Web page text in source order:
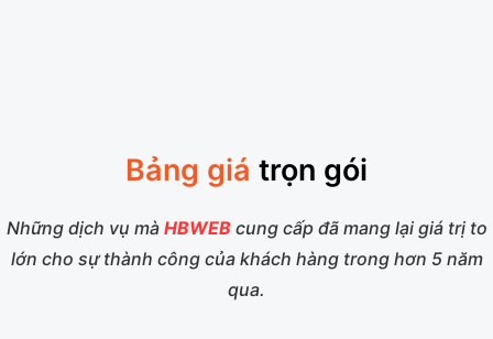
Bảng giá trọn gói
Những dịch vụ mà HBWEBcung cấp đã mang lại giá trị to
lớn cho sự thành công của khách hàng trong hơn 5 năm
qua.